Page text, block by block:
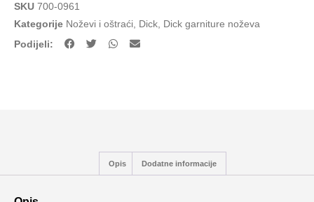
SKU 700-0961
Kategorije Noževi i oštraći, Dick, Dick garniture noževa
Podijeli:
Opis Dodatne informacije